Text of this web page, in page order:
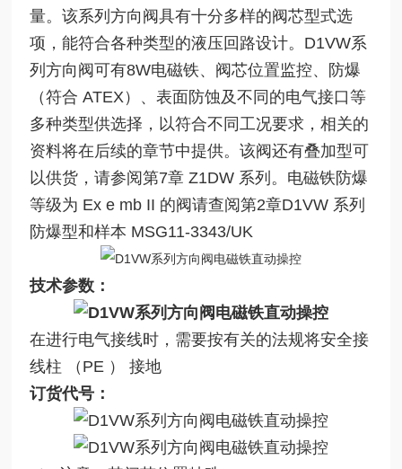
量。该系列方向阀具有十分多样的阀芯型式选
项，能符合各种类型的液压回路设计。D1VW系
列方向阀可有8W电磁铁、阀芯位置监控、防爆
（符合 ATEX）、表面防蚀及不同的电气接口等
多种类型供选择，以符合不同工况要求，相关的
资料将在后续的章节中提供。该阀还有叠加型可
以供货，请参阅第7章 Z1DW 系列。电磁铁防爆
等级为 Ex e mb II 的阀请查阅第2章D1VW 系列
防爆型和样本 MSG11-3343/UK
技术参数：
在进行电气接线时，需要按有关的法规将安全接
线柱 （PE ） 接地
订货代号：